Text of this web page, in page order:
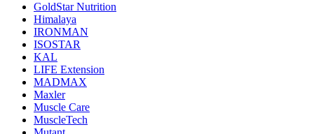
GoldStar Nutrition
Himalaya
IRONMAN
ISOSTAR
KAL
LIFE Extension
MADMAX
Maxler
Muscle Care
MuscleTech